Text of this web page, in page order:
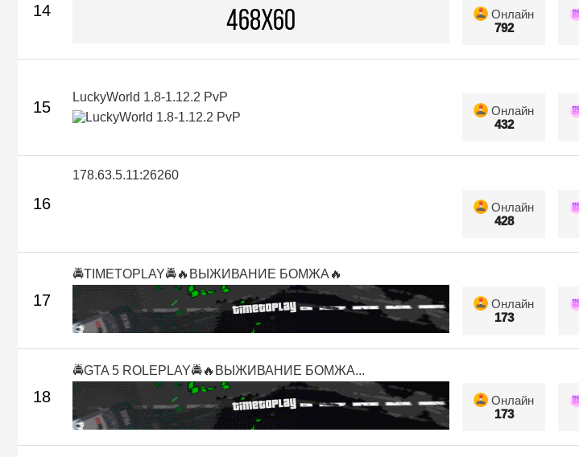
14
Онлайн
792
15
LuckyWorld 1.8-1.12.2 PvP
Онлайн
432
16
178.63.5.11:26260
Онлайн
428
17
🚔TIMETOPLAY🚔🔥ВЫЖИВАНИЕ БОМЖА🔥
Онлайн
173
18
🚔GTA 5 ROLEPLAY🚔🔥ВЫЖИВАНИЕ БОМЖА...
Онлайн
173